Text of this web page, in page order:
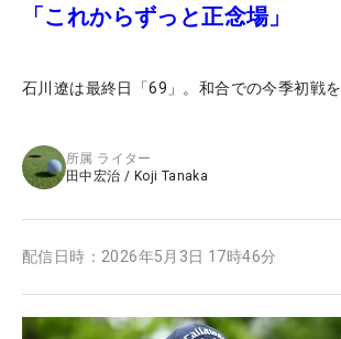
「これからずっと正念場」
石川遼は最終日「69」。和合での今季初戦を
所属 ライター
田中宏治 / Koji Tanaka
配信日時： 2026年5月3日 17時46分